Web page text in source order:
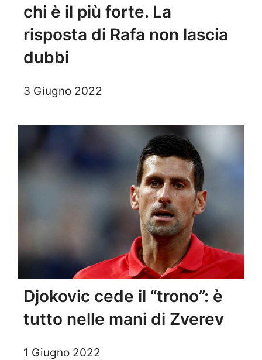
chi è il più forte. La
risposta di Rafa non lascia
dubbi
3 Giugno 2022
Djokovic cede il “trono”: è
tutto nelle mani di Zverev
1 Giugno 2022